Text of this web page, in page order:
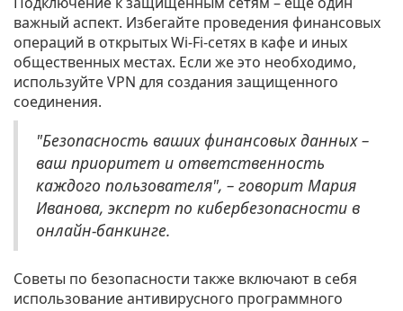
важный аспект. Избегайте проведения финансовых
операций в открытых Wi-Fi-сетях в кафе и иных
общественных местах. Если же это необходимо,
используйте VPN для создания защищенного
соединения.
"Безопасность ваших финансовых данных –
ваш приоритет и ответственность
каждого пользователя", – говорит Мария
Иванова, эксперт по кибербезопасности в
онлайн-банкинге.
Советы по безопасности также включают в себя
использование антивирусного программного